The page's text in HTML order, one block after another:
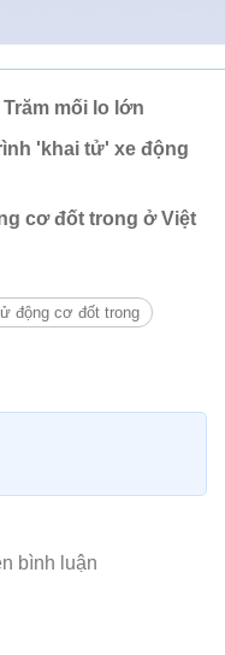
mối lo lớn
'khai tử' xe động
cơ đốt trong ở Việt
động cơ đốt trong